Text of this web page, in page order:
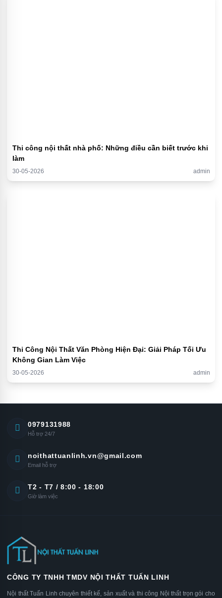
Thi công nội thất nhà phố: Những điều cần biết trước khi
làm
30-05-2026 admin
Thi Công Nội Thất Văn Phòng Hiện Đại: Giải Pháp Tối Ưu
Không Gian Làm Việc
30-05-2026 admin
0979131988
Hỗ trợ 24/7
noithattuanlinh.vn@gmail.com
Email hỗ trợ
T2 - T7 / 8:00 - 18:00
Giờ làm việc
CÔNG TY TNHH TMDV NỘI THẤT TUẤN LINH
Nội thất Tuấn Linh chuyên thiết kế, sản xuất và thi công Nội thất trọn gói cho